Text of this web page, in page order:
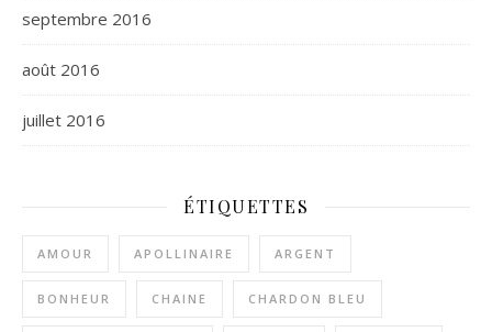
septembre 2016
août 2016
juillet 2016
ÉTIQUETTES
AMOUR APOLLINAIRE ARGENT
BONHEUR CHAINE CHARDON BLEU